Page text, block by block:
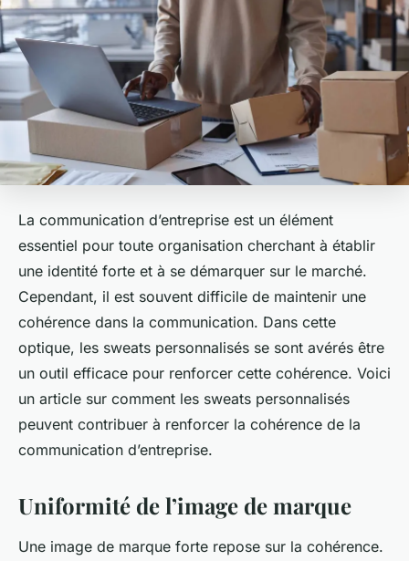
La communication d’entreprise est un élément
essentiel pour toute organisation cherchant à établir
une identité forte et à se démarquer sur le marché.
Cependant, il est souvent difficile de maintenir une
cohérence dans la communication. Dans cette
optique, les sweats personnalisés se sont avérés être
un outil efficace pour renforcer cette cohérence. Voici
un article sur comment les sweats personnalisés
peuvent contribuer à renforcer la cohérence de la
communication d’entreprise.
Uniformité de l’image de marque
Une image de marque forte repose sur la cohérence.